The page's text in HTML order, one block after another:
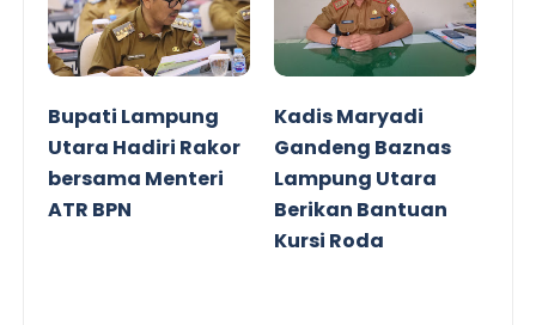
Bupati Lampung
Utara Hadiri Rakor
bersama Menteri
ATR BPN
Kadis Maryadi
Gandeng Baznas
Lampung Utara
Berikan Bantuan
Kursi Roda